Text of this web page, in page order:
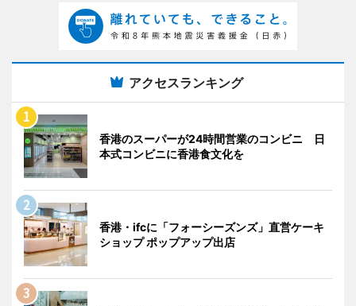
アクセスランキング
香港のスーパーが24時間営業のコンビニ 日
本式コンビニに香港食文化を
香港・ifcに「フォーシーズンズ」直営ケーキ
ショップ ポップアップ出店